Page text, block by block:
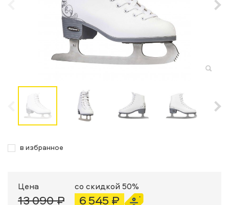
в избранное
Цена
13 090 ₽
со скидкой 50%
6 545 ₽